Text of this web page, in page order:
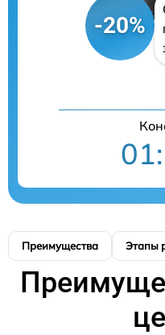
-20%
Преимущества Этапы